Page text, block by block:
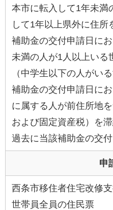
本市に転入して1年未満
して1年以上県外に住所
補助金の交付申請日に
未満の人が1人以上いる
（中学生以下の人がい
補助金の交付申請日に
に属する人が前住所地
および固定資産税）を
過去に当該補助金の交
申
西条市移住者住宅改修
世帯員全員の住民票